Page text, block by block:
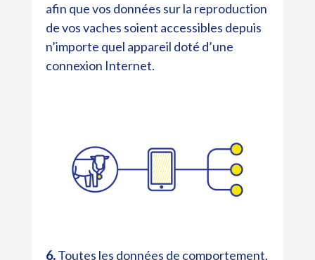
afin que vos données sur la reproduction
de vos vaches soient accessibles depuis
n’importe quel appareil doté d’une
connexion Internet.
6.Toutes les données de comportement,